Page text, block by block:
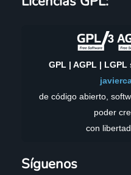
GPL | AGPL | LGPL
de código abierto,
poder
con
Síguenos